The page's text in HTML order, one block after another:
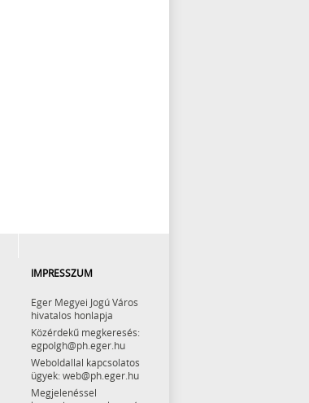
IMPRESSZUM
Eger Megyei Jogú Város
hivatalos honlapja
Közérdekű megkeresés:
egpolgh@ph.eger.hu
Weboldallal kapcsolatos
ügyek: web@ph.eger.hu
Megjelenéssel